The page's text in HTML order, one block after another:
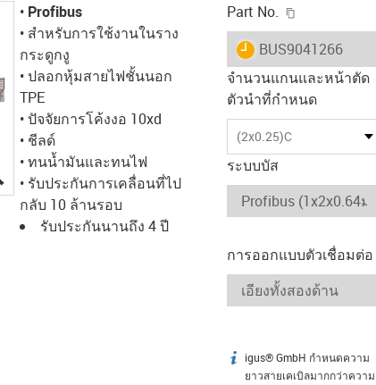
igus-icon-lupe
• Profibus
• สำหรับการใช้งานในราง
กระดูกงู
• ปลอกหุ้มสายไฟชั้นนอก
TPE
• ปัจจัยการโค้งงอ 10xd
• ชีลด์
• ทนน้ำมันและทนไฟ
• รับประกันการเคลื่อนที่ไป
กลับ 10 ล้านรอบ
รับประกันนานถึง 4 ปี
Part No.
igus-icon-lieferzeit
BUS9041266
จำนวนแกนและหน้าตัด
ตัวนำที่กำหนด
(2x0.25)C
ระบบบัส
การออกแบบตัวเชื่อมต่อ
igus-icon-info
igus® GmbH กำหนดความ
ยาวสายเคเบิลมากกว่าความ